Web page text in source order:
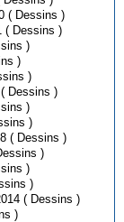
• Tome 26 : La vengeance du carcajou / Sep 2000 ( Dessins )
• Tome 27 : Yakari et Longues-oreilles / Sep 2001 ( Dessins )
parlait / Sep 2002 ( Dessins )
2003 ( Dessins )
de nuit / Sep 2004 ( Dessins )
• Tome 31 : Yakari et les Appaloosas / Sep 2005 ( Dessins )
de l'ours / Sep 2006 ( Dessins )
de la peur / Jan 2007 ( Dessins )
• Tome 34 : Le retour du lapin magicien / Jan 2008 ( Dessins )
35 : L'escapade de l'ourson / Oct 2009 ( Dessins )
l'ombre / Avr 2011 ( Dessins )
d'étoiles / Oct 2012 ( Dessins )
• Tome 38 : Yakari et la Tueuse des mers / Mar 2014 ( Dessins )
2016 ( Dessins )